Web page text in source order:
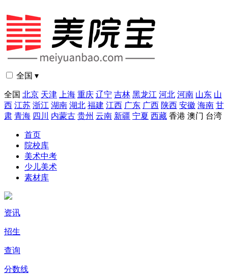
全国 ▾
全国 北京 天津 上海 重庆 辽宁 吉林 黑龙江 河北 河南 山东 山
西 江苏 浙江 湖南 湖北 福建 江西 广东 广西 陕西 安徽 海南 甘
肃 青海 四川 内蒙古 贵州 云南 新疆 宁夏 西藏 香港 澳门 台湾
首页
院校库
美术中考
少儿美术
素材库
资讯
招生
查询
分数线